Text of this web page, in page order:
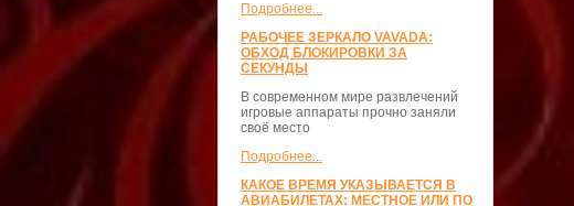
Подробнее...
РАБОЧЕЕ ЗЕРКАЛО VAVADA:
ОБХОД БЛОКИРОВКИ ЗА
СЕКУНДЫ
В современном мире развлечений
игровые аппараты прочно заняли
своё место
Подробнее...
КАКОЕ ВРЕМЯ УКАЗЫВАЕТСЯ В
АВИАБИЛЕТАХ: МЕСТНОЕ ИЛИ ПО